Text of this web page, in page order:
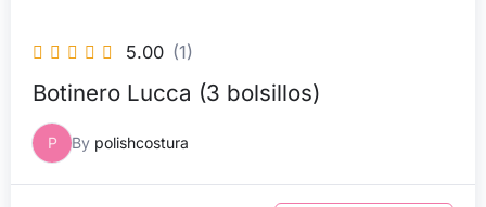
5.00 (1)
Botinero Lucca (3 bolsillos)
P By polishcostura